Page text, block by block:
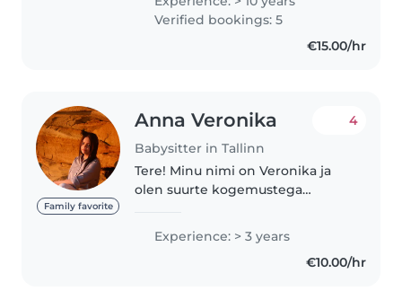
hard and needed help. I was an
Au Pair in Germany taking care..
Verified bookings: 5
€15.00/hr
Family favorite
Anna Veronika
Babysitter in Tallinn
4
Tere! Minu nimi on Veronika ja
olen suurte kogemustega
mul on kehtiv tervisetõend.
Armastan siiralt lapsi ja tunnen..
Experience: > 3 years
€10.00/hr